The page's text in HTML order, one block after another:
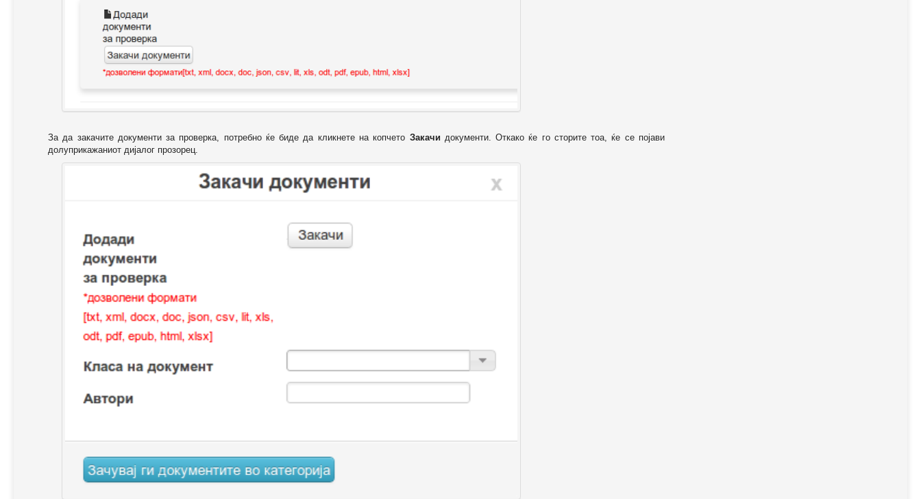
За да закачите документи за проверка, потребно ќе биде да кликнете на копчето Закачи документи. Откако ќе го сторите тоа, ќе се појави
долуприкажаниот дијалог прозорец.